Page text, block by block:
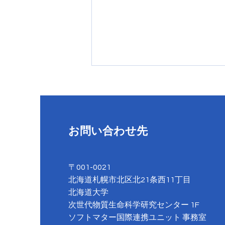
奥崎 秀俊さんがアイントホー
フェン工科大学に旅立ちまし
た！
お問い合わせ先
〒001-0021
北海道札幌市北区北21条西11丁目
北海道大学
次世代物質生命科学研究センター 1F
​ソフトマター国際連携ユニット 事務室